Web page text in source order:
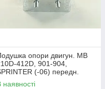
опори двигун. MB
412D, 901-904,
(-06) передн.
во FEBI) 10677 UA58
наявності